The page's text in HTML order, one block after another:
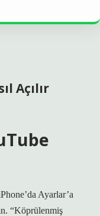
Açılır
Ayarlar’a
“Köprülenmiş